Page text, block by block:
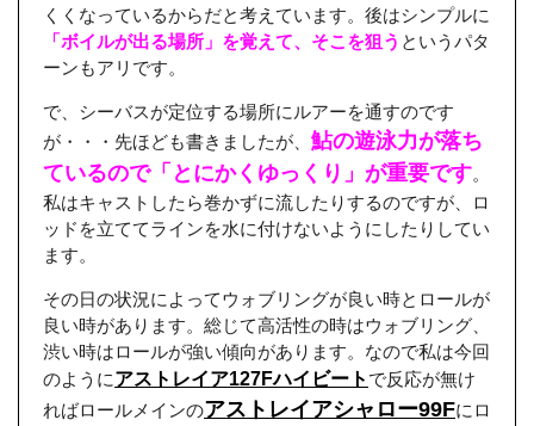
くくなっているからだと考えています。後はシンプルに
「ボイルが出る場所」を覚えて、そこを狙う というパタ
ーンもアリです。
で、シーバスが定位する場所にルアーを通すのです
が・・・先ほども書きましたが、 鮎の遊泳力が落ち
ているので「とにかくゆっくり」が重要です。
私はキャストしたら巻かずに流したりするのですが、ロ
ッドを立ててラインを水に付けないようにしたりしてい
ます。
その日の状況によってウォブリングが良い時とロールが
良い時があります。総じて高活性の時はウォブリング、
渋い時はロールが強い傾向があります。なので私は今回
のようにアストレイア127Fハイビート で反応が無け
ればロールメインのアストレイアシャロー99Fにロ